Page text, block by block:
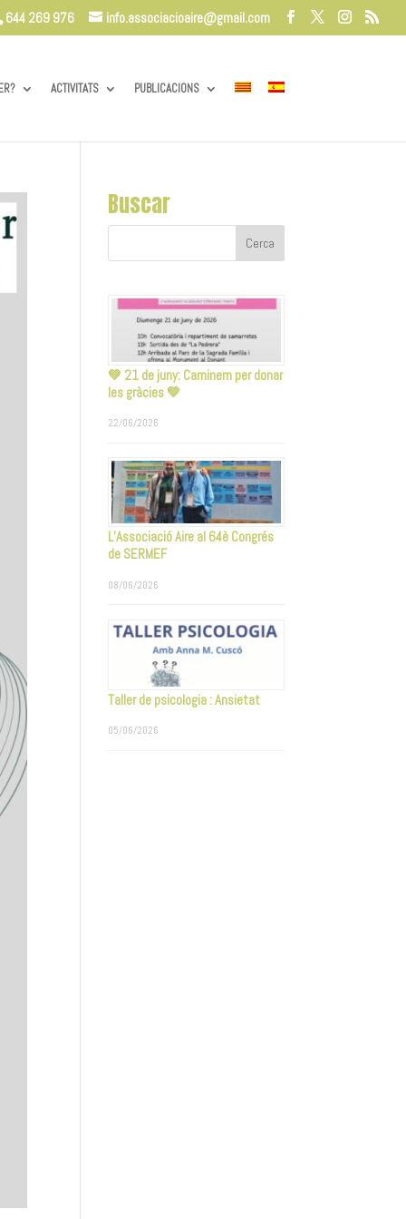
644 269 976 info.associacioaire@gmail.com
ACTIVITATS PUBLICACIONS
Buscar
💚 21 de juny: Caminem per donar
les gràcies 💚
22/06/2026
L’Associació Aire al 64è Congrés
de SERMEF
08/06/2026
Taller de psicologia : Ansietat
05/06/2026